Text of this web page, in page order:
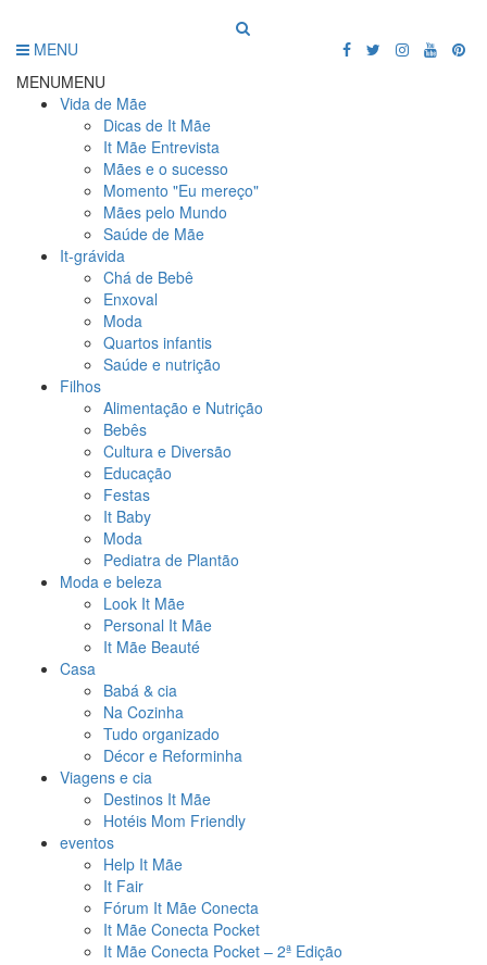
MENU
MENUMENU
Vida de Mãe
Dicas de It Mãe
It Mãe Entrevista
Mães e o sucesso
Momento "Eu mereço"
Mães pelo Mundo
Saúde de Mãe
It-grávida
Chá de Bebê
Enxoval
Moda
Quartos infantis
Saúde e nutrição
Filhos
Alimentação e Nutrição
Bebês
Cultura e Diversão
Educação
Festas
It Baby
Moda
Pediatra de Plantão
Moda e beleza
Look It Mãe
Personal It Mãe
It Mãe Beauté
Casa
Babá & cia
Na Cozinha
Tudo organizado
Décor e Reforminha
Viagens e cia
Destinos It Mãe
Hotéis Mom Friendly
eventos
Help It Mãe
It Fair
Fórum It Mãe Conecta
It Mãe Conecta Pocket
It Mãe Conecta Pocket – 2ª Edição